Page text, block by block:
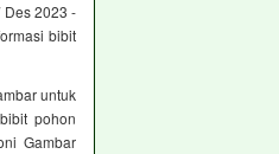
Des 2023 -
bibit
untuk
pohon
Gambar